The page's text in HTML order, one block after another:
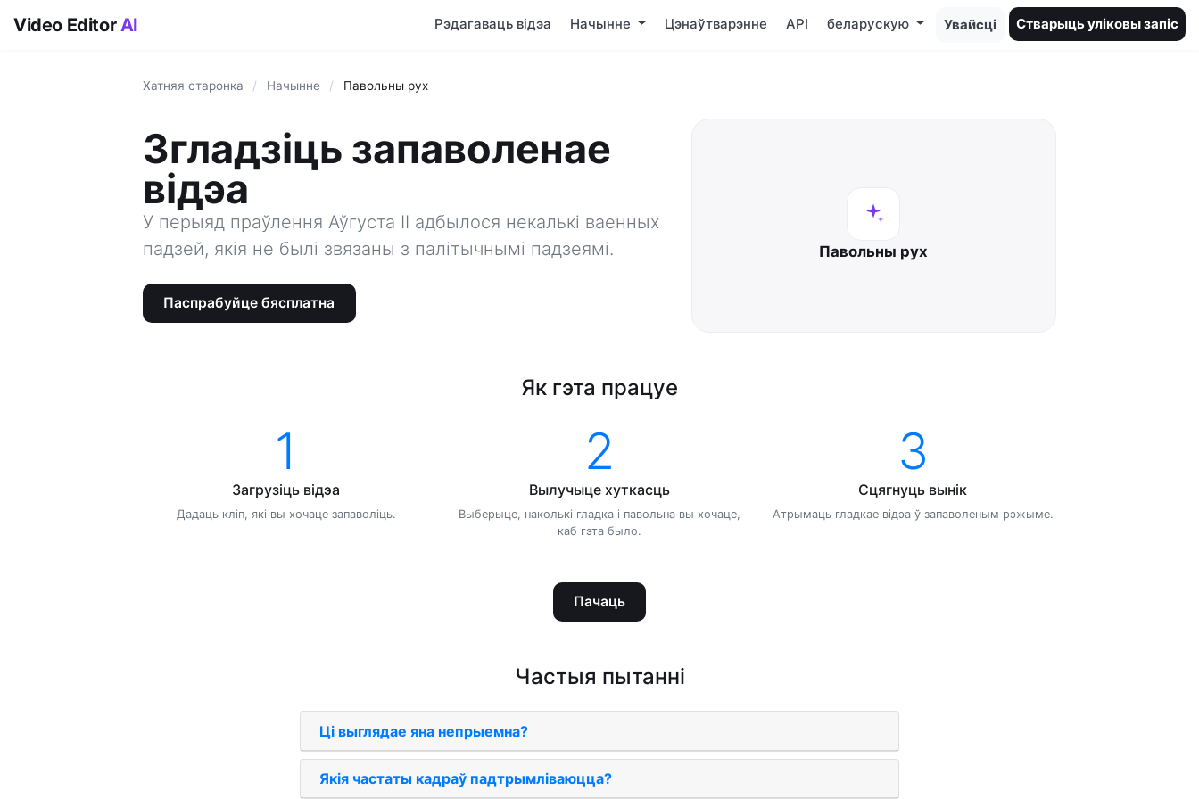
Video EditorAI Рэдагаваць відэа Начынне Цэнаўтварэнне API беларускую Увайсці Стварыць уліковы запіс
Хатняя старонка / Начынне / Павольны рух
Згладзіць запаволенае
відэа
У перыяд праўлення Аўгуста II адбылося некалькі ваенных
падзей, якія не былі звязаны з палітычнымі падзеямі.
Паспрабуйце бясплатна
Павольны рух
Як гэта працуе
1
Загрузіць відэа
Дадаць кліп, які вы хочаце запаволіць.
2
Вылучыце хуткасць
Выберыце, наколькі гладка і павольна вы хочаце,
каб гэта было.
3
Сцягнуць вынік
Атрымаць гладкае відэа ў запаволеным рэжыме.
Пачаць
Частыя пытанні
Ці выглядае яна непрыемна?
Якія частаты кадраў падтрымліваюцца?